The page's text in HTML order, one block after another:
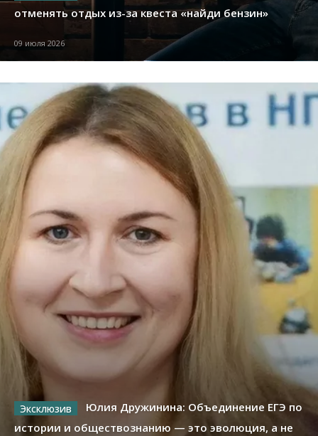
отменять отдых из-за квеста «найди бензин»
09 июля 2026
Юлия Дружинина: Объединение ЕГЭ по
истории и обществознанию — это эволюция, а не